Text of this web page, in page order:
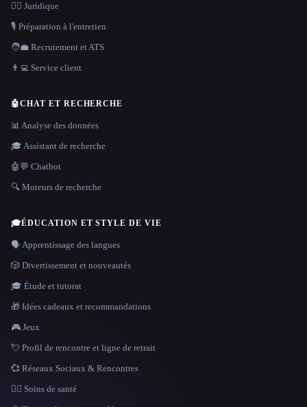
👩‍⚖️ Juridique
🎙️ Préparation à l'entretien
🧑‍💼 Recrutement et ATS
👨‍💻 Service client
🤖CHAT ET RECHERCHE
📊 Analyse des données
🎓 Assistant de recherche
🤖💬 Chatbot
🔍 Moteurs de recherche
🎓ÉDUCATION ET STYLE DE VIE
🗣️ Apprentissage des langues
🎲 Divertissement et nouveautés
🎓 Étude et tutorat
🎁 Idées cadeaux et recommandations
🎮 Jeux
💘 Profil de rencontre et ligne de retrait
💞 Réseaux Sociaux & Rencontres
👩‍⚕️ Soins de santé